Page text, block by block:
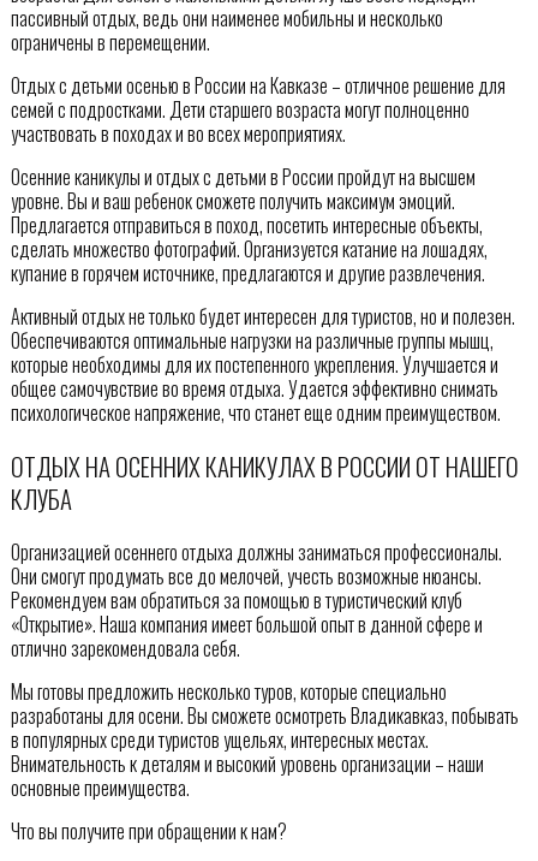
пассивный отдых, ведь они наименее мобильны и несколько
ограничены в перемещении.
Отдых с детьми осенью в России на Кавказе – отличное решение для
семей с подростками. Дети старшего возраста могут полноценно
участвовать в походах и во всех мероприятиях.
Осенние каникулы и отдых с детьми в России пройдут на высшем
уровне. Вы и ваш ребенок сможете получить максимум эмоций.
Предлагается отправиться в поход, посетить интересные объекты,
сделать множество фотографий. Организуется катание на лошадях,
купание в горячем источнике, предлагаются и другие развлечения.
Активный отдых не только будет интересен для туристов, но и полезен.
Обеспечиваются оптимальные нагрузки на различные группы мышц,
которые необходимы для их постепенного укрепления. Улучшается и
общее самочувствие во время отдыха. Удается эффективно снимать
психологическое напряжение, что станет еще одним преимуществом.
ОТДЫХ НА ОСЕННИХ КАНИКУЛАХ В РОССИИ ОТ НАШЕГО
КЛУБА
Организацией осеннего отдыха должны заниматься профессионалы.
Они смогут продумать все до мелочей, учесть возможные нюансы.
Рекомендуем вам обратиться за помощью в туристический клуб
«Открытие». Наша компания имеет большой опыт в данной сфере и
отлично зарекомендовала себя.
Мы готовы предложить несколько туров, которые специально
разработаны для осени. Вы сможете осмотреть Владикавказ, побывать
в популярных среди туристов ущельях, интересных местах.
Внимательность к деталям и высокий уровень организации – наши
основные преимущества.
Что вы получите при обращении к нам?